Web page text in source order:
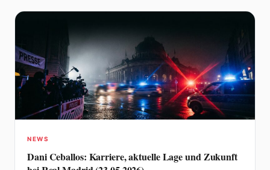
NEWS
Dani Ceballos: Karriere, aktuelle Lage und Zukunft